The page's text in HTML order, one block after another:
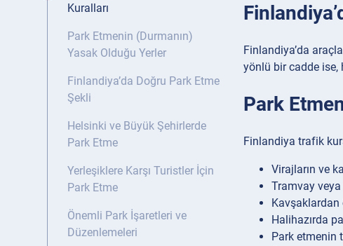
Kuralları
Park Etmenin (Durmanın)
Yasak Olduğu Yerler
Finlandiya’da Doğru Park Etme
Şekli
Helsinki ve Büyük Şehirlerde
Park Etme
Yerleşiklere Karşı Turistler İçin
Park Etme
Önemli Park İşaretleri ve
Düzenlemeleri
Finlandiya’da
yönlü bir cadde ise,
Park
Finlandiya trafik
Virajların ve
Tramvay
Kavşaklardan
Halihazırda
Park etmenin